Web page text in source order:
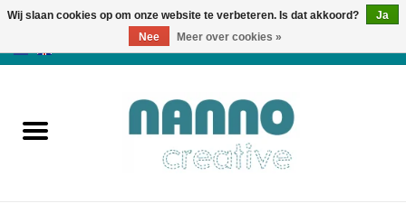
Producten
Wij slaan cookies op om onze website te verbeteren. Is dat akkoord?
Ja
Nee
Meer over cookies »